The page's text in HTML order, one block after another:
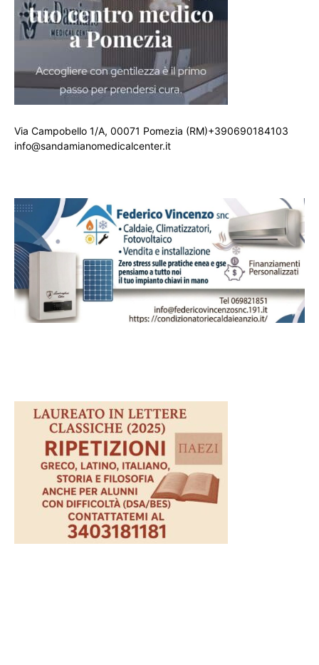
Via Campobello 1/A, 00071 Pomezia (RM)+390690184103
info@sandamianomedicalcenter.it